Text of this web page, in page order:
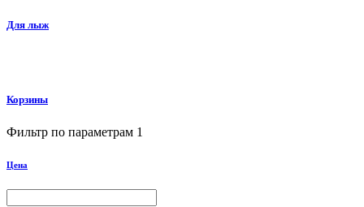
Для лыж
Корзины
Фильтр по параметрам 1
Цена